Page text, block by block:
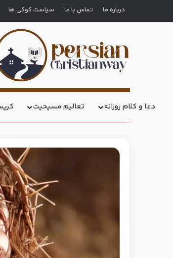
درباره ما تماس با ما سیاست کوکی ها
دعا و کلام روزانه تعالیم مسیحیت